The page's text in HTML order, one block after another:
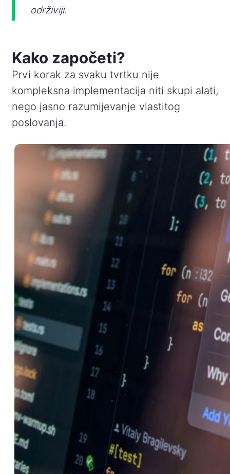
održiviji.
Kako započeti?
Prvi korak za svaku tvrtku nije
kompleksna implementacija niti skupi alati,
nego jasno razumijevanje vlastitog
poslovanja.